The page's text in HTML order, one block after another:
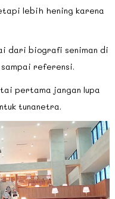
lebih hening karena
dari biografi seniman di
referensi.
pertama jangan lupa
tunanetra.